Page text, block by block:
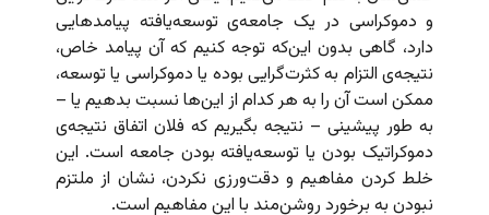
و دموکراسی در یک جامعه‌ی توسعه‌یافته پیامدهایی
دارد، گاهی بدون این‌که توجه کنیم که آن پیامد خاص،
نتیجه‌ی التزام به کثرت‌گرایی بوده یا دموکراسی یا توسعه،
ممکن است آن را به هر کدام از این‌ها نسبت بدهیم یا –
به طور پیشینی – نتیجه بگیریم که فلان اتفاق نتیجه‌ی
دموکراتیک بودن یا توسعه‌یافته بودن جامعه است. این
خلط کردن مفاهیم و دقت‌ورزی نکردن، نشان از ملتزم
نبودن به برخورد روشن‌مند با این مفاهیم است.